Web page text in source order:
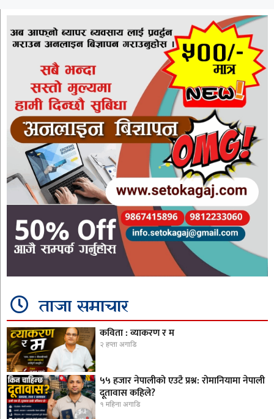
ताजा समाचार
कविता : व्याकरण र म
२ हप्ता अगाडि
५५ हजार नेपालीको एउटै प्रश्न: रोमानियामा नेपाली
दूतावास कहिले?
१ महिना अगाडि